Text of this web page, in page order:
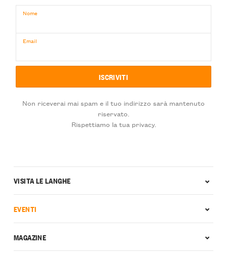
Nome
Email
Non riceverai mai spam e il tuo indirizzo sarà mantenuto
riservato.
Rispettiamo la tua privacy.
VISITA LE LANGHE
EVENTI
MAGAZINE